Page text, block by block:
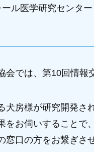
ル医学研究センタ
会では、第10回情報
犬房様が研究開発さ
をお伺いすることで
窓口の方をお繋ぎさ